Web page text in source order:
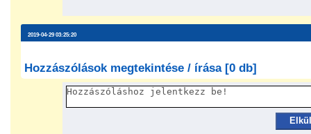
2019-04-29 03:25:20
Hozzászólások megtekintése / írása [0 db]